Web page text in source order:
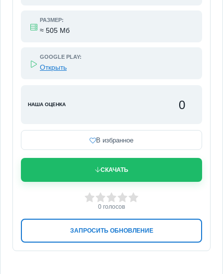
РАЗМЕР:
≈ 505 Мб
GOOGLE PLAY:
Открыть
НАША ОЦЕНКА 0
В избранное
СКАЧАТЬ
ЗАПРОСИТЬ ОБНОВЛЕНИЕ
3 4 5
0 голосов